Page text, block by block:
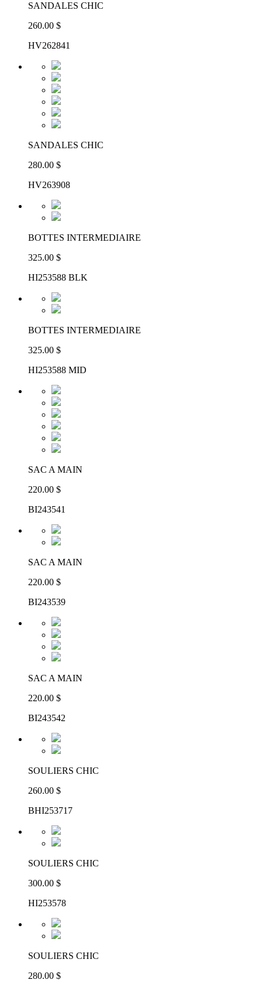
SANDALES CHIC
260.00 $
HV262841
SANDALES CHIC
280.00 $
HV263908
BOTTES INTERMEDIAIRE
325.00 $
HI253588 BLK
BOTTES INTERMEDIAIRE
325.00 $
HI253588 MID
SAC A MAIN
220.00 $
BI243541
SAC A MAIN
220.00 $
BI243539
SAC A MAIN
220.00 $
BI243542
SOULIERS CHIC
260.00 $
BHI253717
SOULIERS CHIC
300.00 $
HI253578
SOULIERS CHIC
280.00 $